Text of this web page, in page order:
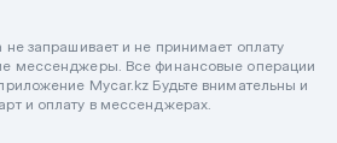
не запрашивает и не принимает оплату
мессенджеры. Все финансовые операции
Mycar.kz Будьте внимательны и
и оплату в мессенджерах.